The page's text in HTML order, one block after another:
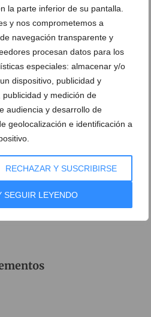
la parte inferior de su pantalla.
y nos comprometemos a
navegación transparente y
procesan datos para los
especiales: almacenar y/o
dispositivo, publicidad y
y medición de
audiencia y desarrollo de
geolocalización e identificación a
RECHAZAR Y SUSCRIBIRSE
SEGUIR LEYENDO